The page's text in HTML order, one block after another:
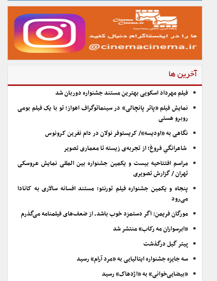
آخرین ها
فیلم مهرداد اسکویی بهترین مستند جشنواره دوربان شد
نمایش فیلم «پاتر پانچالی» در سینماتوگراف اهواز؛ تو با یک فیلم بومی
روبرو هستی
نگاهی به «اودیسه»/ کریستوفر نولان در دام نفرین کرونوس
شاعرانگیِ فروغ؛ از تجربه‌ی زیسته تا معماری تصویر
مراسم افتتاحیه بیست و یکمین جشنواره بین المللی نمایش عروسکی
تهران / گزارش تصویری
پنجاه و یکمین جشنواره فیلم تورنتو؛ مستند افسانه سالاری به کانادا
می‌رود
مورگان فریمن: اگر دستمزد خوب باشد، از ضعف‌های فیلمنامه می‌گذرم
«ابرسواران مه رکاب» منتشر شد
پیتر گیل درگذشت
سه جایزه جشنواره ایتالیایی به «مرد آرام» رسید
«بیضایی‌خوانی» به «اژدهاک» رسید